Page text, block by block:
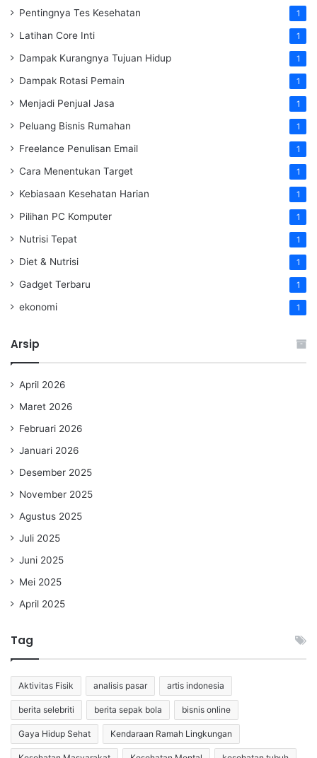
Pentingnya Tes Kesehatan 1
Latihan Core Inti 1
Dampak Kurangnya Tujuan Hidup 1
Dampak Rotasi Pemain 1
Menjadi Penjual Jasa 1
Peluang Bisnis Rumahan 1
Freelance Penulisan Email 1
Cara Menentukan Target 1
Kebiasaan Kesehatan Harian 1
Pilihan PC Komputer 1
Nutrisi Tepat 1
Diet & Nutrisi 1
Gadget Terbaru 1
ekonomi 1
Arsip
April 2026
Maret 2026
Februari 2026
Januari 2026
Desember 2025
November 2025
Agustus 2025
Juli 2025
Juni 2025
Mei 2025
April 2025
Tag
Aktivitas Fisik analisis pasar artis indonesia
berita selebriti berita sepak bola bisnis online
Gaya Hidup Sehat Kendaraan Ramah Lingkungan